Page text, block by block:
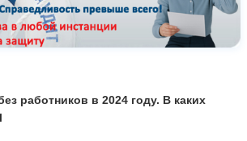
работников в 2024 году. В каких